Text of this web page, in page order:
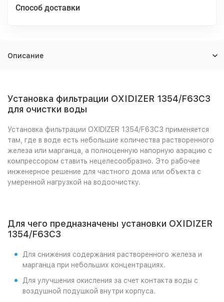
Способ доставки
Описание
Установка фильтрации OXIDIZER 1354/F63C3
для очистки воды
Установка фильтрации OXIDIZER 1354/F63C3 применяется
там, где в воде есть небольшие количества растворенного
железа или марганца, а полноценную напорную аэрацию с
компрессором ставить нецелесообразно. Это рабочее
инженерное решение для частного дома или объекта с
умеренной нагрузкой на водоочистку.
Для чего предназначены установки OXIDIZER
1354/F63C3
Для снижения содержания растворенного железа и
марганца при небольших концентрациях.
Для улучшения окисления за счет контакта воды с
воздушной подушкой внутри корпуса.